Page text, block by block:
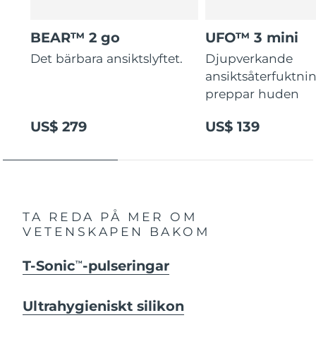
BEAR™ 2 go
Det bärbara ansiktslyftet.
US$ 279
UFO™ 3 mini
Djupverkande
preppar huden
US$ 139
TA REDA PÅ MER OM
VETENSKAPEN BAKOM
T-SonicTM -pulseringar
Ultrahygieniskt silikon